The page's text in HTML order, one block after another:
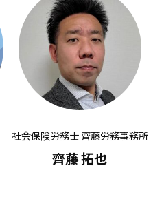
社会保険労務士 齊藤労務事務所
齊藤 拓也